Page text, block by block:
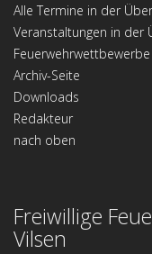
Alle Termine in der
Veranstaltungen in der
Feuerwehrwettbewerbe
Archiv-Seite
Downloads
Redakteur
nach oben
Freiwillige
Vilsen